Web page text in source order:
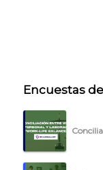
INICIO
CÓMO
PLANTILLAS
Encuestas